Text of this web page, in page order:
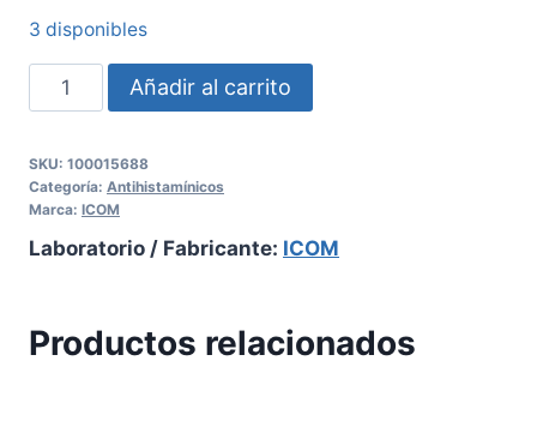
3 disponibles
Añadir al carrito
SKU: 100015688
Categoría: Antihistamínicos
Marca: ICOM
Laboratorio / Fabricante: ICOM
Productos relacionados